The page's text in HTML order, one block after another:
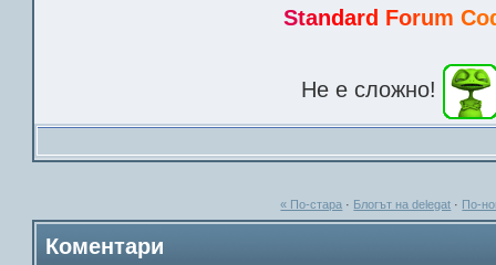
Standard Forum Co
Не е сложно!
« По-стара · Блогът на delegat · По-
Коментари